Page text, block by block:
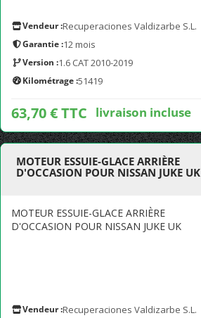
Vendeur :Recuperaciones Valdizarbe S.L.
Garantie :12 mois
Version :1.6 CAT 2010-2019
Kilométrage :51419
63,70 € TTC livraison incluse
MOTEUR ESSUIE-GLACE ARRIÈRE
D'OCCASION POUR NISSAN JUKE UK
MOTEUR ESSUIE-GLACE ARRIÈRE
D'OCCASION POUR NISSAN JUKE UK
Vendeur :Recuperaciones Valdizarbe S.L.